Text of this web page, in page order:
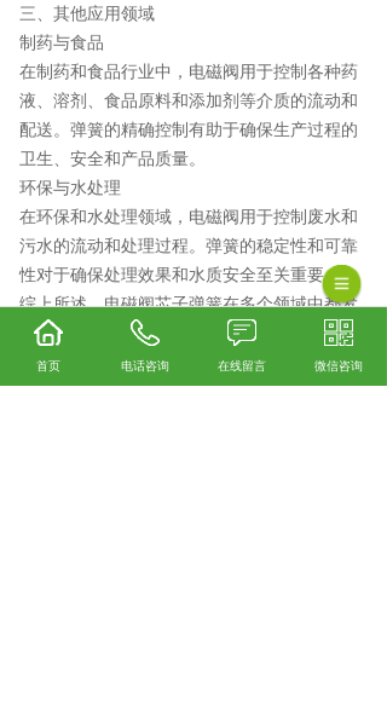
三、其他应用领域
制药与食品
在制药和食品行业中，电磁阀用于控制各种药
液、溶剂、食品原料和添加剂等介质的流动和
配送。弹簧的精确控制有助于确保生产过程的
卫生、安全和产品质量。
环保与水处理
在环保和水处理领域，电磁阀用于控制废水和
污水的流动和处理过程。弹簧的稳定性和可靠
性对于确保处理效果和水质安全至关重要。
综上所述，电磁阀芯子弹簧在多个领域中都发
挥着重要作用，其稳定性和可靠性对于确保设
备和系统的正常运行至关重要。
首页 电话咨询 在线留言 微信咨询